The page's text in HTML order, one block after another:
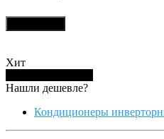
Хит
Нашли дешевле?
Кондиционеры